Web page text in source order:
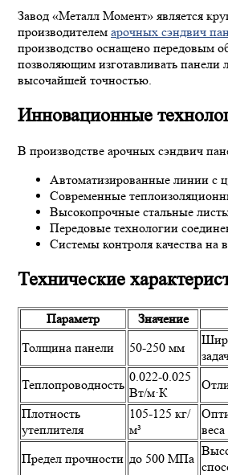
Завод «Металл Момент» является
производителем арочных сэндвич
производство оснащено передовым
позволяющим изготавливать панели
высочайшей точностью.
Инновационные
В производстве арочных сэндвич
Автоматизированные линии с
Современные
Высокопрочные стальные
Передовые технологии
Системы контроля качества на
Технические
Параметр
Значение
Толщина панели
50-250 мм
Теплопроводность
0.022-0.025
Вт/м·К
Плотность
утеплителя
105-125 кг/
м³
Предел прочности до 500 МПа